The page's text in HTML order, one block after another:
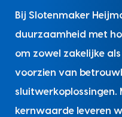
Bij Slotenmaker
duurzaamheid met
om zowel zakelijke
voorzien van
sluitwerkoplossingen.
kernwaarde leveren